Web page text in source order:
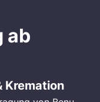
ab
Kremation